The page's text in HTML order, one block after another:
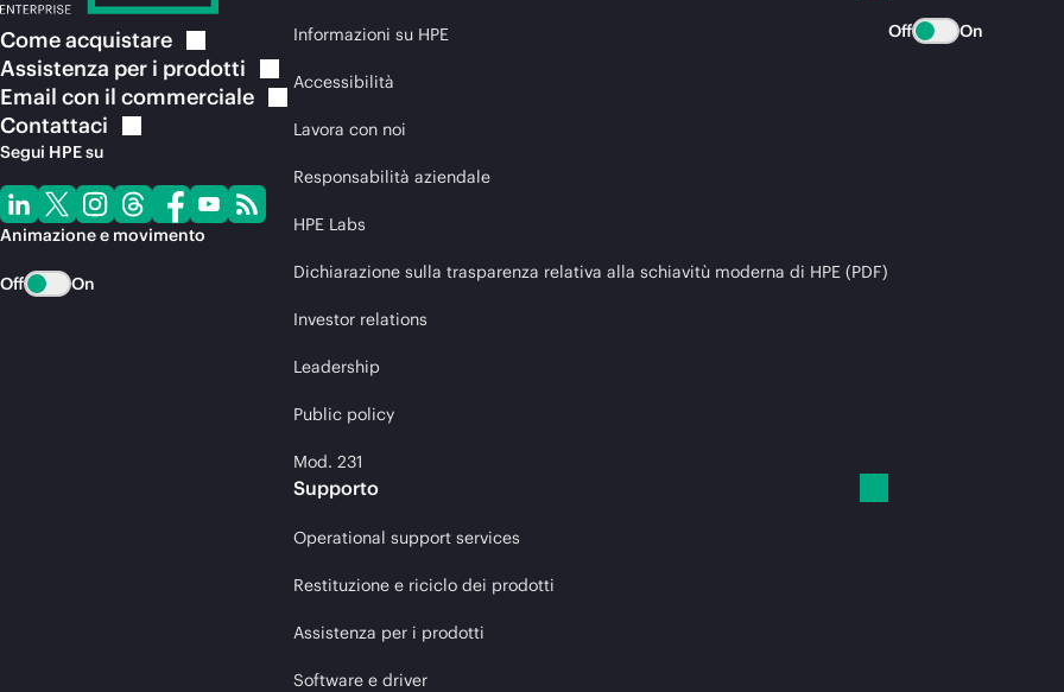
Comeacquistare
Assistenza per i prodotti
Email con il commerciale
Contattaci
Segui HPE su
Animazione e movimento
Off On
Informazioni su HPE
Accessibilità
Lavora con noi
Responsabilità aziendale
HPE Labs
Dichiarazione sulla trasparenza relativa alla schiavitù moderna di HPE (PDF)
Investor relations
Leadership
Public policy
Mod. 231
Supporto
Operational support services
Restituzione e riciclo dei prodotti
Assistenza per i prodotti
Software e driver
Off On